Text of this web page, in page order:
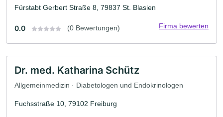
Fürstabt Gerbert Straße 8, 79837 St. Blasien
0.0 (0 Bewertungen) Firma bewerten
Dr. med. Katharina Schütz
Allgemeinmedizin · Diabetologen und Endokrinologen
Fuchsstraße 10, 79102 Freiburg